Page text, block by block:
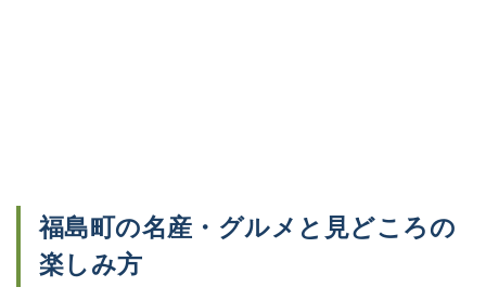
福島町の名産・グルメと見どころの
楽しみ方